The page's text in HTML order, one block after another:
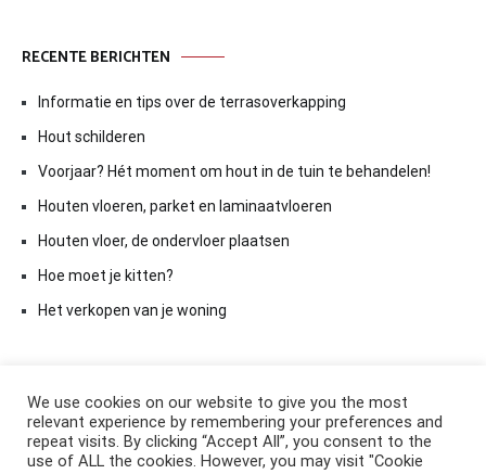
RECENTE BERICHTEN
Informatie en tips over de terrasoverkapping
Hout schilderen
Voorjaar? Hét moment om hout in de tuin te behandelen!
Houten vloeren, parket en laminaatvloeren
Houten vloer, de ondervloer plaatsen
Hoe moet je kitten?
Het verkopen van je woning
We use cookies on our website to give you the most
relevant experience by remembering your preferences and
repeat visits. By clicking “Accept All”, you consent to the
use of ALL the cookies. However, you may visit "Cookie